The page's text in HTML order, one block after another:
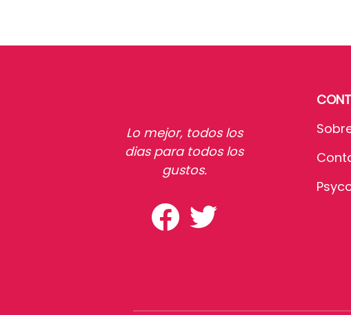
Lo mejor, todos los
dias para todos los
gustos.